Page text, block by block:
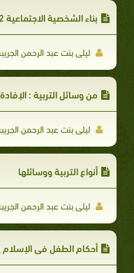
بناء الشخصية الاجتماعية 2_ إعداده لممارسة حياته المستقبلية
ليلى بنت عبد الرحمن
من وسائل التربية :
ليلى بنت عبد الرحمن
أنواع التربية ووسائلها
ليلى بنت عبد الرحمن
أحكام الطفل في الإسلام